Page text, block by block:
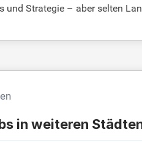
und Strategie – aber selten
in weiteren